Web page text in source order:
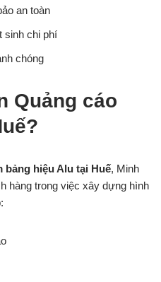
an toàn
sinh chi phí
chóng
Quảng cáo
bảng hiệu Alu tại Huế, Minh
hàng trong việc xây dựng hình